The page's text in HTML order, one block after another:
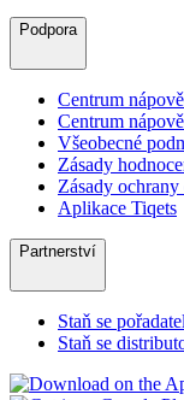
Podpora
Centrum
Centrum
Všeobecné
Zásady
Zásady
Aplikace Tiqets
Partnerství
Staň se
Staň se